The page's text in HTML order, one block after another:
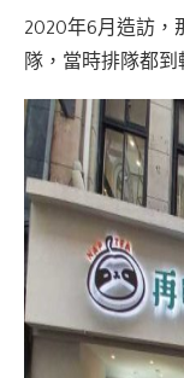
2020年6月造訪，
隊，當時排隊都到